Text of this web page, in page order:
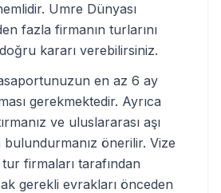
Umre Dünyası
fazla firmanın turlarını
kararı verebilirsiniz.
en az 6 ay
gerekmektedir. Ayrıca
ve uluslararası aşı
bulundurmanız önerilir. Vize
firmaları tarafından
gerekli evrakları önceden